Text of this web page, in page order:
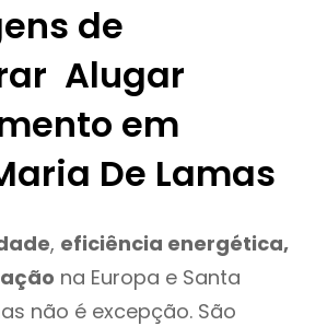
de
Alugar
em
De Lamas
, eficiência energética,
na Europa e Santa
não é excepção. São